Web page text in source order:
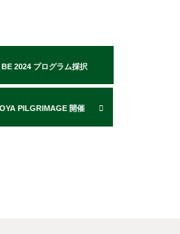
2024 プログラム採択
PILGRIMAGE 開催